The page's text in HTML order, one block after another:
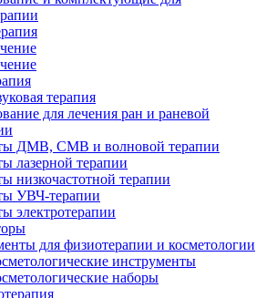
терапия
для лечения ран и раневой
ДМВ, СМВ и волновой терапии
лазерной терапии
низкочастотной терапии
УВЧ-терапии
электротерапии
для физиотерапии и косметологии
инструменты
наборы